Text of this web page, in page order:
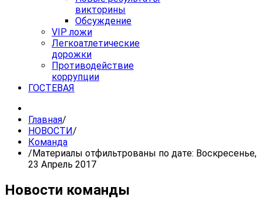
викторины
Обсуждение
VIP ложи
Легкоатлетические
дорожки
Противодействие
коррупции
ГОСТЕВАЯ
Главная/
НОВОСТИ/
Команда
/ Материалы отфильтрованы по дате: Воскресенье,
23 Апрель 2017
Новости команды